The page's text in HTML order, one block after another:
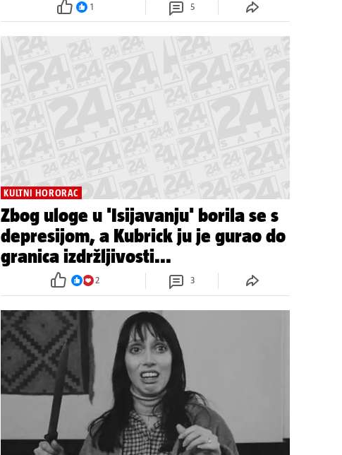
1 5
KULTNI HORORAC
Zbog uloge u 'Isijavanju' borila se s
depresijom, a Kubrick ju je gurao do
granica izdržljivosti...
2 3